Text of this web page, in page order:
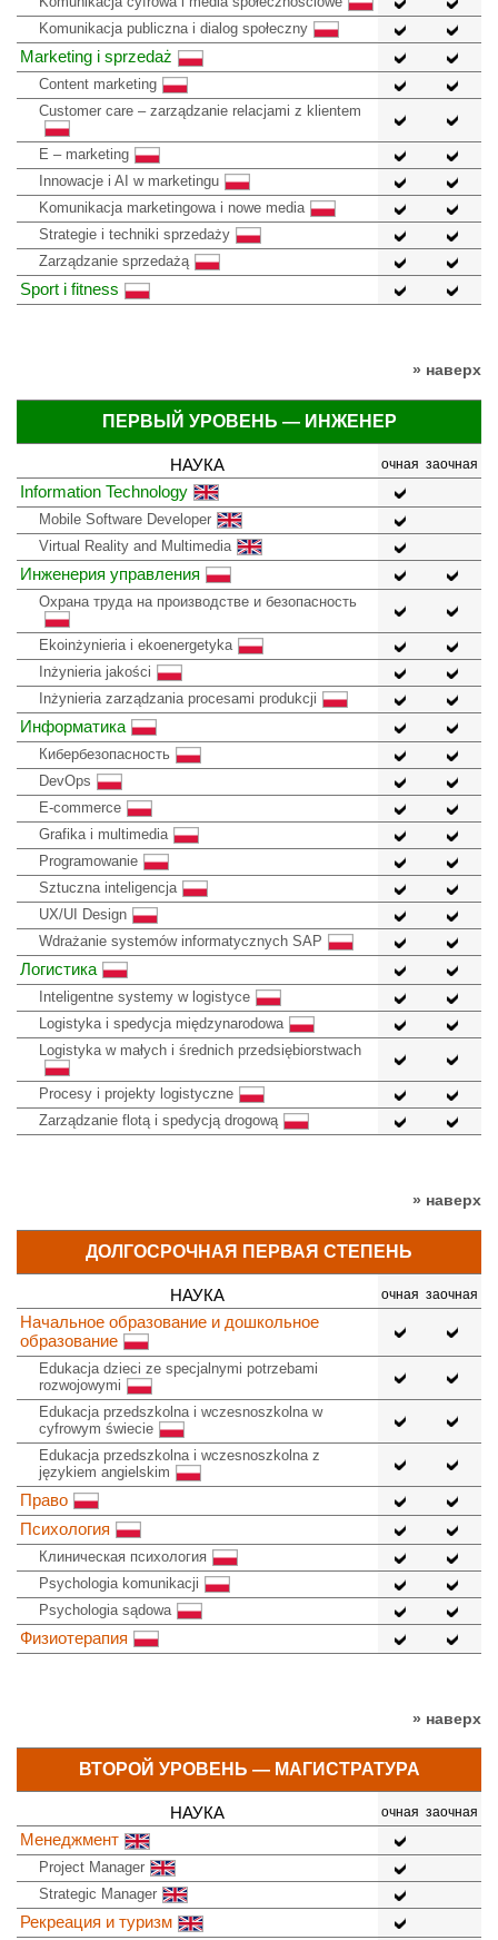
Komunikacja publiczna i dialog społeczny
Marketing i sprzedaż
Content marketing
Customer care – zarządzanie relacjami z klientem
E – marketing
Innowacje i AI w marketingu
Komunikacja marketingowa i nowe media
Strategie i techniki sprzedaży
Zarządzanie sprzedażą
Sport i fitness
» наверх
ПЕРВЫЙ УРОВЕНЬ — ИНЖЕНЕР
НАУКА очная заочная
Information Technology
Mobile Software Developer
Virtual Reality and Multimedia
Инженерия управления
Охрана труда на производстве и безопасность
Ekoinżynieria i ekoenergetyka
Inżynieria jakości
Inżynieria zarządzania procesami produkcji
Информатика
Кибербезопасность
DevOps
E-commerce
Grafika i multimedia
Programowanie
Sztuczna inteligencja
UX/UI Design
Wdrażanie systemów informatycznych SAP
Логистика
Inteligentne systemy w logistyce
Logistyka i spedycja międzynarodowa
Logistyka w małych i średnich przedsiębiorstwach
Procesy i projekty logistyczne
Zarządzanie flotą i spedycją drogową
» наверх
ДОЛГОСРОЧНАЯ ПЕРВАЯ СТЕПЕНЬ
НАУКА очная заочная
Начальное образование и дошкольное
образование
Edukacja dzieci ze specjalnymi potrzebami
rozwojowymi
Edukacja przedszkolna i wczesnoszkolna w
cyfrowym świecie
Edukacja przedszkolna i wczesnoszkolna z
językiem angielskim
Право
Психология
Клиническая психология
Psychologia komunikacji
Psychologia sądowa
Физиотерапия
» наверх
ВТОРОЙ УРОВЕНЬ — МАГИСТРАТУРА
НАУКА очная заочная
Менеджмент
Project Manager
Strategic Manager
Рекреация и туризм